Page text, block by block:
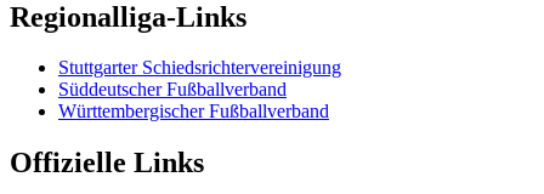
Regionalliga-Links
Stuttgarter Schiedsrichtervereinigung
Süddeutscher Fußballverband
Württembergischer Fußballverband
Offizielle Links